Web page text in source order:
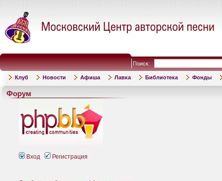
Поиск:
Клуб Новости Афиша Лавка Библиотека Фонды
Форум
Вход Регистрация